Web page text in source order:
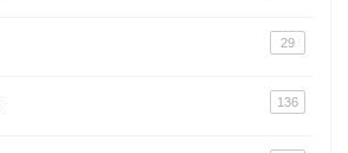
29
136